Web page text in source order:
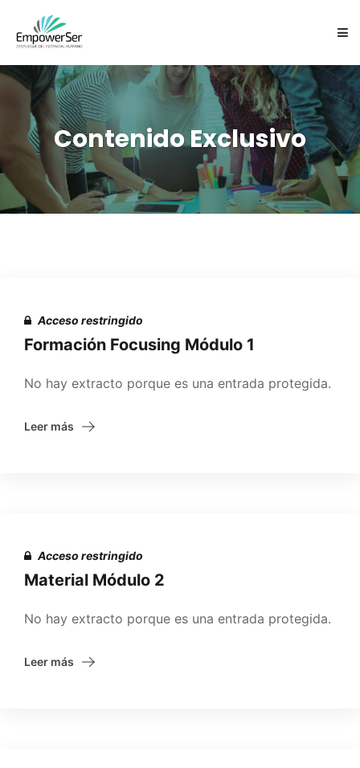
NOSOTROS
SERVICIOS
CARTAS EXPRESIVAS ES
EQUIPO
Contenido Exclusivo
Acceso restringido
Formación Focusing Módulo 1
No hay extracto porque es una entrada protegida.
Leer más
Acceso restringido
Material Módulo 2
No hay extracto porque es una entrada protegida.
Leer más